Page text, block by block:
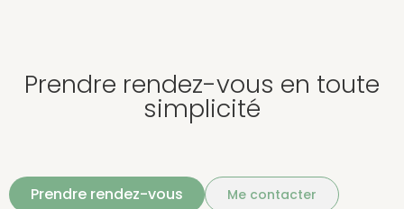
Prendre rendez-vous en toute
simplicité
Prendre rendez-vous Me contacter